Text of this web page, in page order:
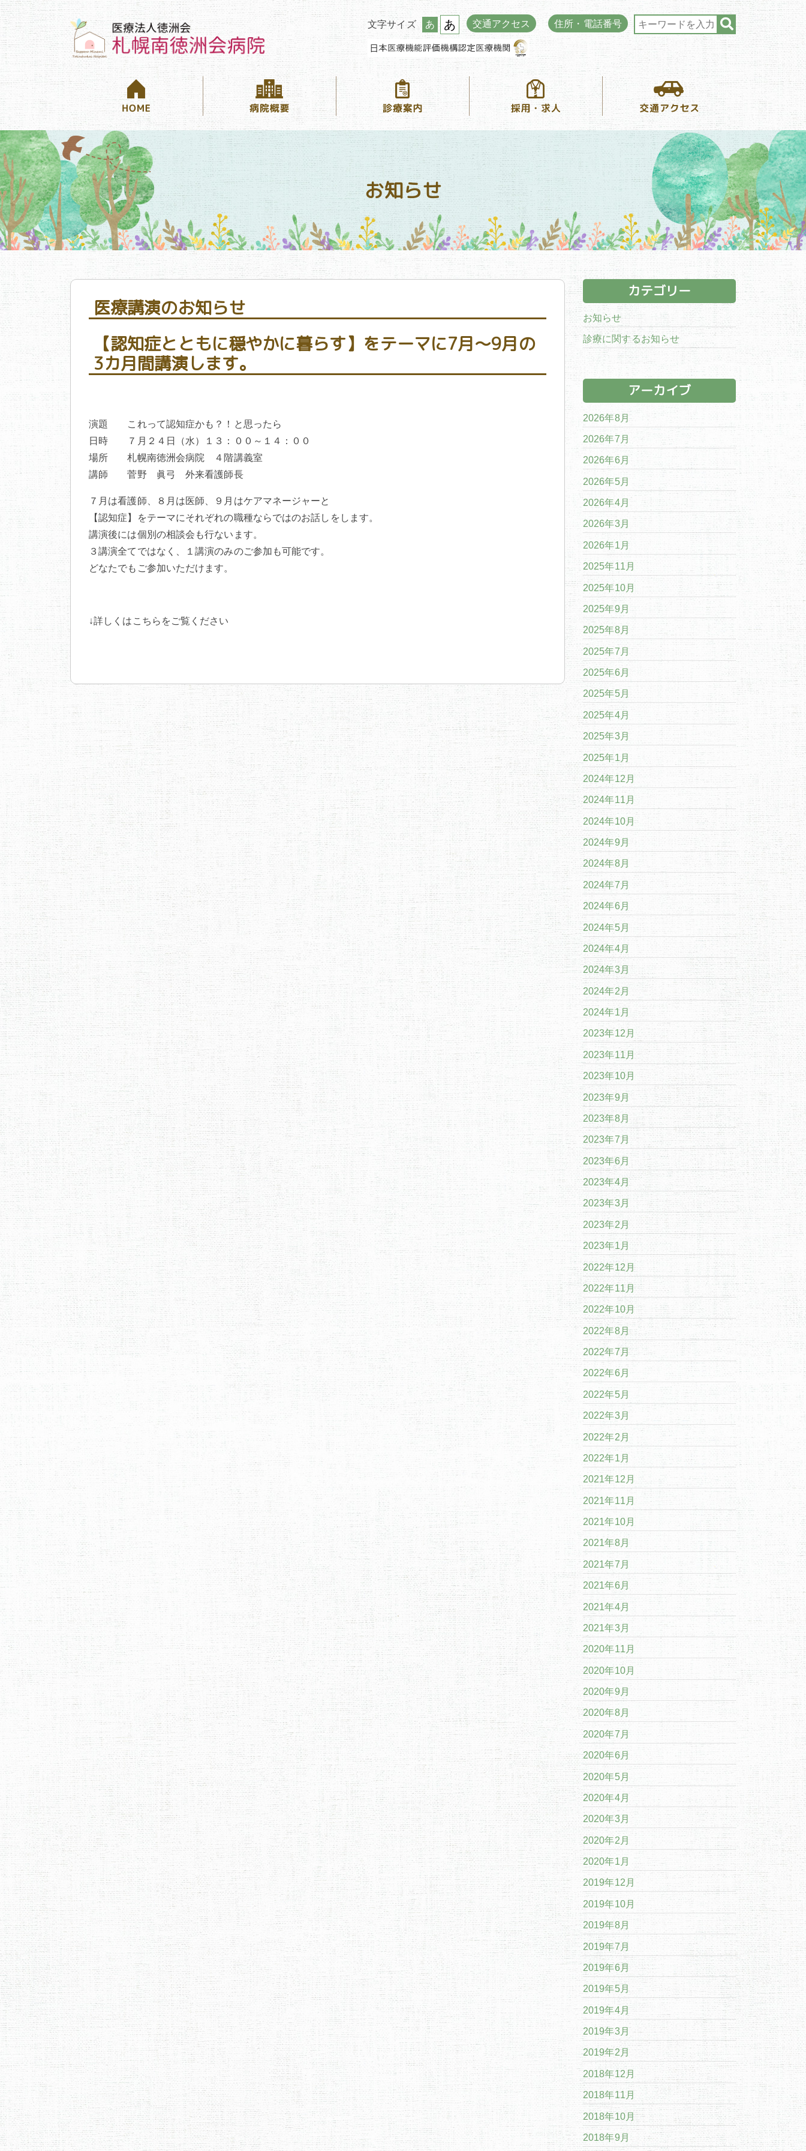
文字サイズ あ あ 交通アクセス 住所・電話番号
お知らせ
医療講演のお知らせ
【認知症とともに穏やかに暮らす】をテーマに7月～9月の
3カ月間講演します。
演題 これって認知症かも？！と思ったら
日時 ７月２４日（水）１３：００～１４：００
場所 札幌南徳洲会病院 ４階講義室
講師 菅野 眞弓 外来看護師長
７月は看護師、８月は医師、９月はケアマネージャーと
【認知症】をテーマにそれぞれの職種ならではのお話しをします。
講演後には個別の相談会も行ないます。
３講演全てではなく、１講演のみのご参加も可能です。
どなたでもご参加いただけます。
↓詳しくはこちらをご覧ください
カテゴリー
お知らせ
診療に関するお知らせ
アーカイブ
2026年8月
2026年7月
2026年6月
2026年5月
2026年4月
2026年3月
2026年1月
2025年11月
2025年10月
2025年9月
2025年8月
2025年7月
2025年6月
2025年5月
2025年4月
2025年3月
2025年1月
2024年12月
2024年11月
2024年10月
2024年9月
2024年8月
2024年7月
2024年6月
2024年5月
2024年4月
2024年3月
2024年2月
2024年1月
2023年12月
2023年11月
2023年10月
2023年9月
2023年8月
2023年7月
2023年6月
2023年4月
2023年3月
2023年2月
2023年1月
2022年12月
2022年11月
2022年10月
2022年8月
2022年7月
2022年6月
2022年5月
2022年3月
2022年2月
2022年1月
2021年12月
2021年11月
2021年10月
2021年8月
2021年7月
2021年6月
2021年4月
2021年3月
2020年11月
2020年10月
2020年9月
2020年8月
2020年7月
2020年6月
2020年5月
2020年4月
2020年3月
2020年2月
2020年1月
2019年12月
2019年10月
2019年8月
2019年7月
2019年6月
2019年5月
2019年4月
2019年3月
2019年2月
2018年12月
2018年11月
2018年10月
2018年9月